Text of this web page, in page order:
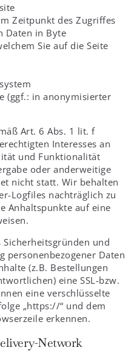
Zeitpunkt des Zugriffes
Daten in Byte
Sie auf die Seite
(ggf.: in anonymisierter
Art. 6 Abs. 1 lit. f
Interesses an
und Funktionalität
oder anderweitige
nicht statt. Wir behalten
Logfiles nachträglich zu
Anhaltspunkte auf eine
Sicherheitsgründen und
personenbezogener Daten
(z.B. Bestellungen
eine SSL-bzw.
eine verschlüsselte
„https://“ und dem
erkennen.
Network